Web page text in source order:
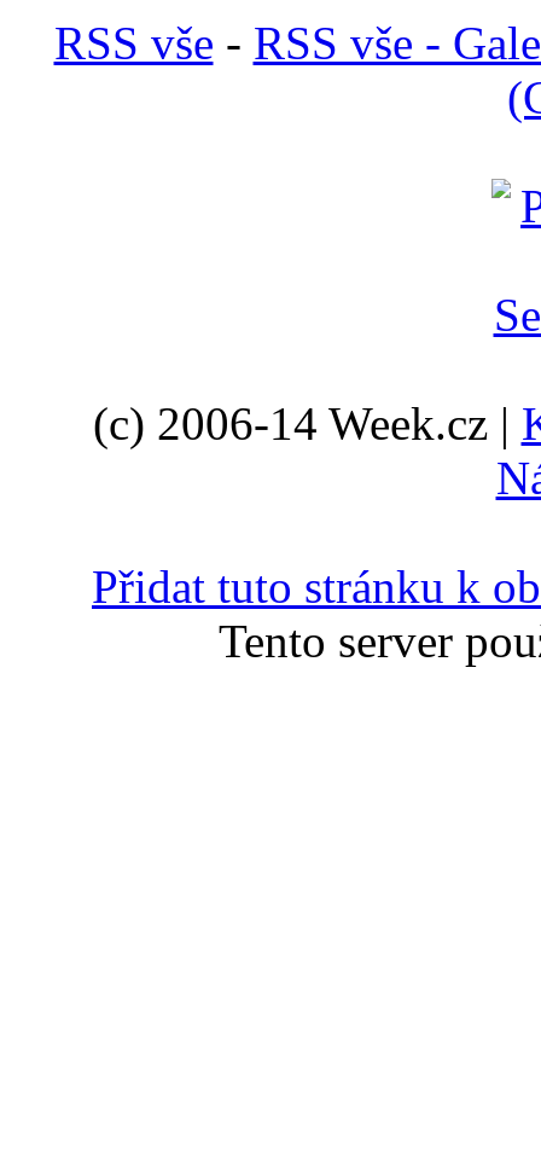
RSS vše - RSS vše -
(c) 2006-14 Week.cz |
Přidat tuto stránku k
Tento server